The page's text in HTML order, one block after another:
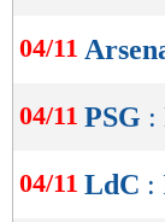
04/11
04/11 PSG :
04/11 LdC :